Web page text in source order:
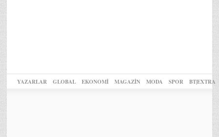
YAZARLAR GLOBAL EKONOMİ MAGAZİN MODA SPOR BT|EXTRA